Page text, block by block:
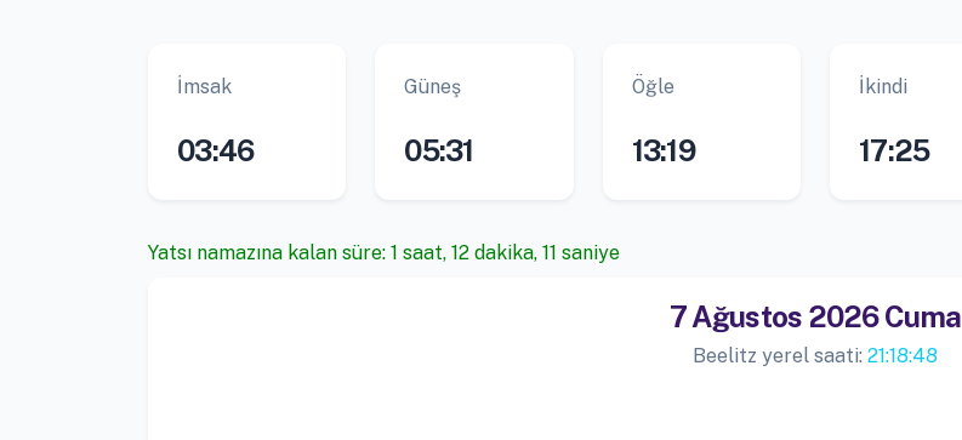
İmsak
03:46
Güneş
05:31
Öğle
13:19
İkindi
17:25
Yatsı namazına kalan süre: 1 saat, 12 dakika, 11 saniye
7 Ağustos 2026 Cuma
Beelitz yerel saati: 21:18:48